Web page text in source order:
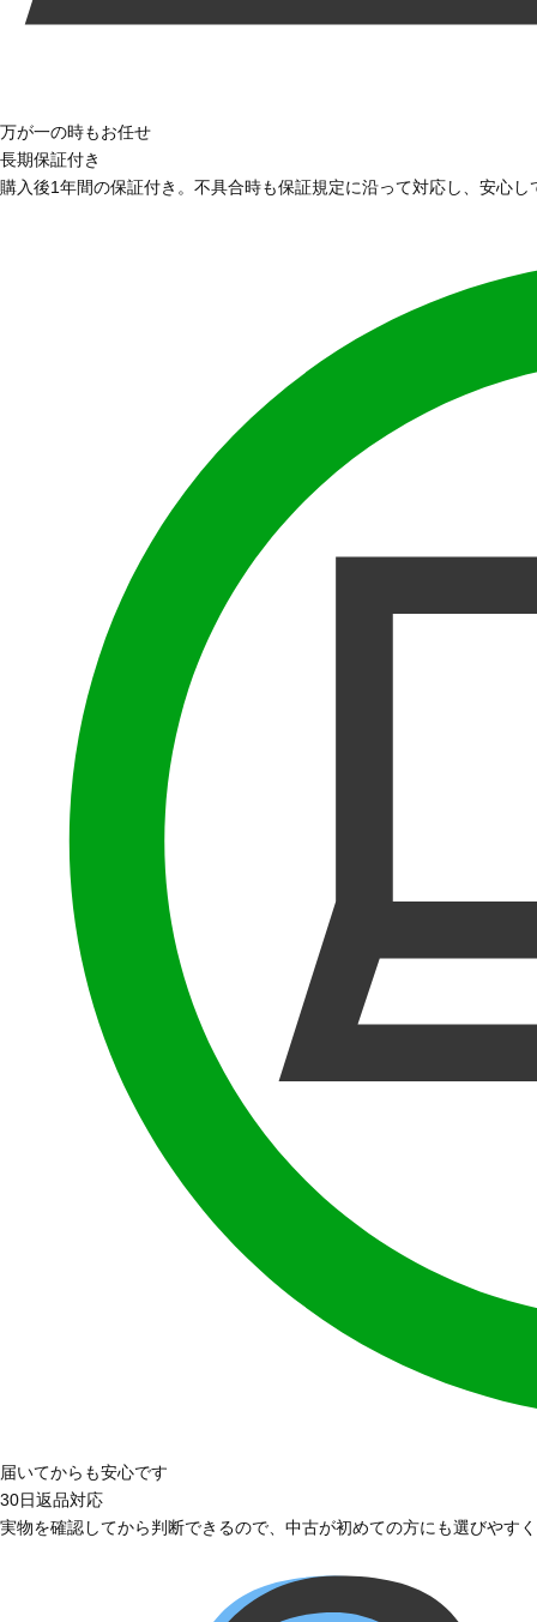
万が一の時もお任せ
長期保証付き
購入後1年間の保証付き。不具合時も保証規定に沿って対応し、安心
届いてからも安心です
30日返品対応
実物を確認してから判断できるので、中古が初めての方にも選びやす